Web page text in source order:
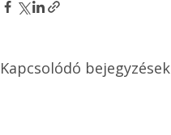
Kapcsolódó bejegyzések